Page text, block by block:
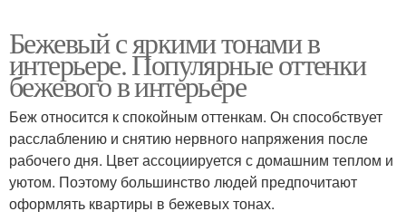
Бежевый с яркими тонами в
интерьере. Популярные оттенки
бежевого в интерьере
Беж относится к спокойным оттенкам. Он способствует
расслаблению и снятию нервного напряжения после
рабочего дня. Цвет ассоциируется с домашним теплом и
уютом. Поэтому большинство людей предпочитают
оформлять квартиры в бежевых тонах.